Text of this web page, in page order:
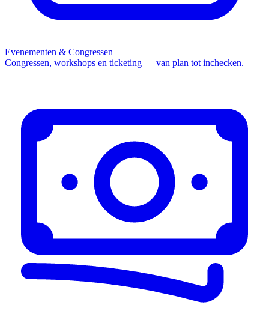
Evenementen & Congressen
Congressen, workshops en ticketing — van plan tot inchecken.